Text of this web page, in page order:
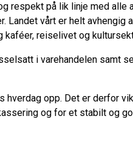
respekt på lik linje med alle
vårt er helt avhengig
reiselivet og
i varehandelen samt
opp. Det er derfor
og for et stabilt og